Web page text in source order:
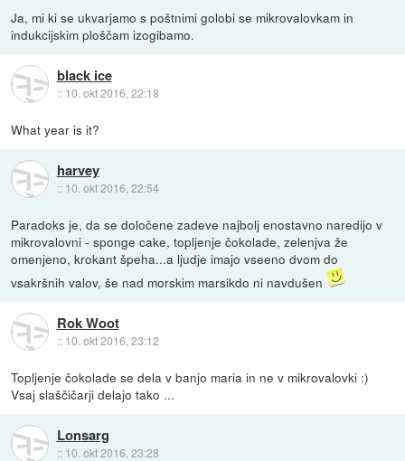
Ja, mi ki se ukvarjamo s poštnimi golobi se mikrovalovkam in
indukcijskim ploščam izogibamo.
black ice
:: 10. okt 2016, 22:18
What year is it?
harvey
:: 10. okt 2016, 22:54
Paradoks je, da se določene zadeve najbolj enostavno naredijo v
mikrovalovni - sponge cake, topljenje čokolade, zelenjva že
omenjeno, krokant špeha...a ljudje imajo vseeno dvom do
vsakršnih valov, še nad morskim marsikdo ni navdušen
Rok Woot
:: 10. okt 2016, 23:12
Topljenje čokolade se dela v banjo maria in ne v mikrovalovki :)
Vsaj slaščičarji delajo tako ...
Lonsarg
:: 10. okt 2016, 23:28